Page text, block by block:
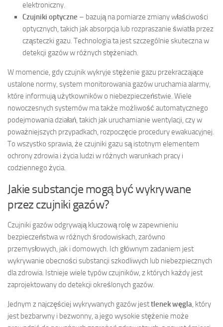
elektroniczny.
Czujniki optyczne – bazują na pomiarze zmiany właściwości
optycznych, takich jak absorpcja lub rozpraszanie światła przez
cząsteczki gazu. Technologia ta jest szczególnie skuteczna w
detekcji gazów w różnych stężeniach.
W momencie, gdy czujnik wykryje stężenie gazu przekraczające
ustalone normy, system monitorowania gazów uruchamia alarmy,
które informują użytkowników o niebezpieczeństwie. Wiele
nowoczesnych systemów ma także możliwość automatycznego
podejmowania działań, takich jak uruchamianie wentylacji, czy w
poważniejszych przypadkach, rozpoczęcie procedury ewakuacyjnej.
To wszystko sprawia, że czujniki gazu są istotnym elementem
ochrony zdrowia i życia ludzi w różnych warunkach pracy i
codziennego życia.
Jakie substancje mogą być wykrywane
przez czujniki gazów?
Czujniki gazów odgrywają kluczową rolę w zapewnieniu
bezpieczeństwa w różnych środowiskach, zarówno
przemysłowych, jak i domowych. Ich głównym zadaniem jest
wykrywanie obecności substancji szkodliwych lub niebezpiecznych
dla zdrowia. Istnieje wiele typów czujników, z których każdy jest
zaprojektowany do detekcji określonych gazów.
Jednym z najczęściej wykrywanych gazów jesttlenek węgla, który
jest bezbarwny i bezwonny, a jego wysokie stężenie może